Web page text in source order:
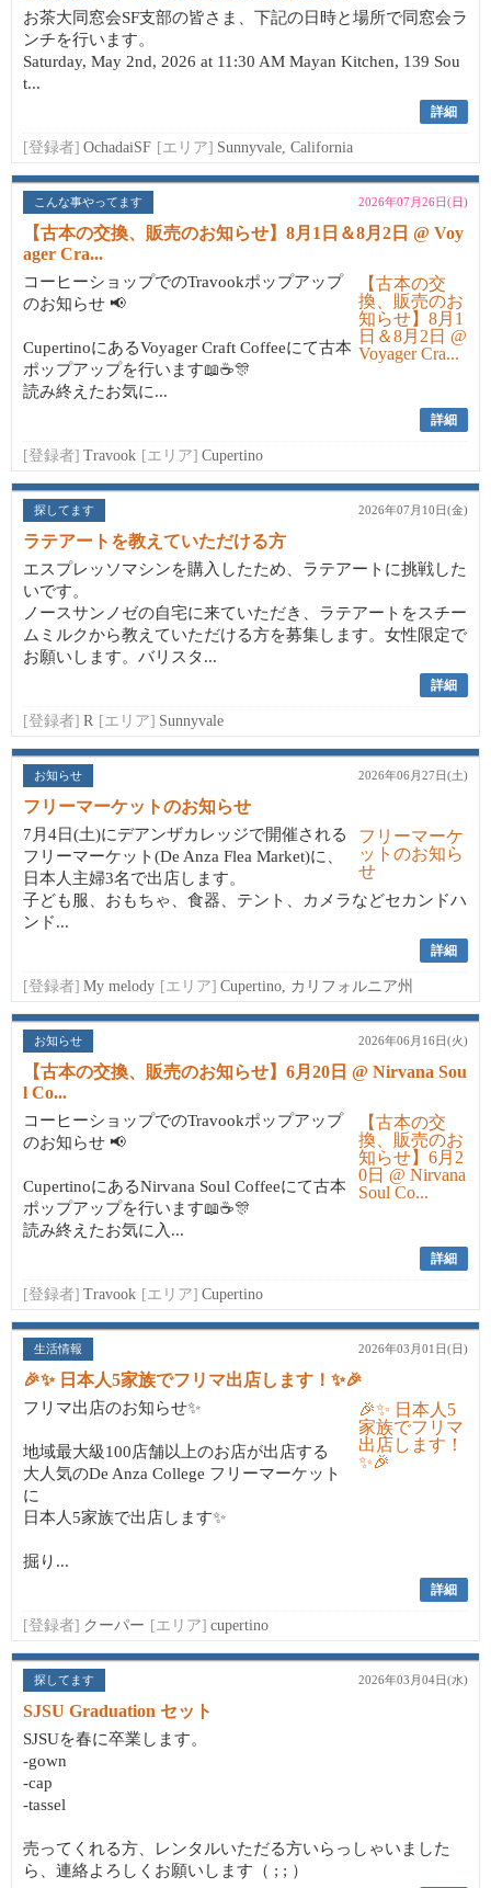
お茶大同窓会SF支部の皆さま、下記の日時と場所で同窓会ラ
ンチを行います。
Saturday, May 2nd, 2026 at 11:30 AM Mayan Kitchen, 139 Sou
t...
詳細
[登録者] OchadaiSF [エリア] Sunnyvale, California
こんな事やってます 2026年07月26日(日)
【古本の交換、販売のお知らせ】8月1日＆8月2日 @ Voy
ager Cra...
コーヒーショップでのTravookポップアップ
のお知らせ 📢
CupertinoにあるVoyager Craft Coffeeにて古本
ポップアップを行います📖☕🎊
読み終えたお気に...
詳細
[登録者] Travook [エリア] Cupertino
探してます 2026年07月10日(金)
ラテアートを教えていただける方
エスプレッソマシンを購入したため、ラテアートに挑戦した
いです。
ノースサンノゼの自宅に来ていただき、ラテアートをスチー
ムミルクから教えていただける方を募集します。女性限定で
お願いします。バリスタ...
詳細
[登録者] R [エリア] Sunnyvale
お知らせ 2026年06月27日(土)
フリーマーケットのお知らせ
7月4日(土)にデアンザカレッジで開催される
フリーマーケット(De Anza Flea Market)に、
日本人主婦3名で出店します。
子ども服、おもちゃ、食器、テント、カメラなどセカンドハ
ンド...
詳細
[登録者] My melody [エリア] Cupertino, カリフォルニア州
お知らせ 2026年06月16日(火)
【古本の交換、販売のお知らせ】6月20日 @ Nirvana Sou
l Co...
コーヒーショップでのTravookポップアップ
のお知らせ 📢
CupertinoにあるNirvana Soul Coffeeにて古本
ポップアップを行います📖☕🎊
読み終えたお気に入...
詳細
[登録者] Travook [エリア] Cupertino
生活情報 2026年03月01日(日)
🎉✨ 日本人5家族でフリマ出店します！✨🎉
フリマ出店のお知らせ✨
地域最大級100店舗以上のお店が出店する
大人気のDe Anza College フリーマーケット
に
日本人5家族で出店します✨
掘り...
詳細
[登録者] クーパー [エリア] cupertino
探してます 2026年03月04日(水)
SJSU Graduation セット
SJSUを春に卒業します。
-gown
-cap
-tassel
売ってくれる方、レンタルいただる方いらっしゃいました
ら、連絡よろしくお願いします（ ; ; ）